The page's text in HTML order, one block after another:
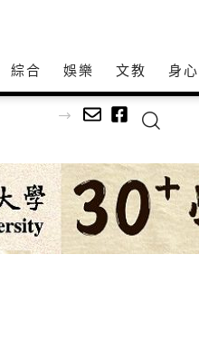
綜合 娛樂 文教 身